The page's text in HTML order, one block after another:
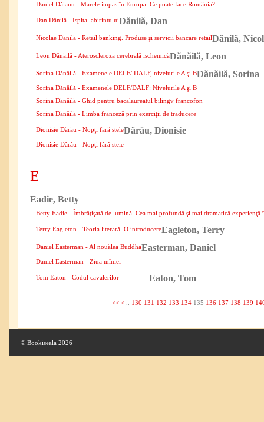
Daniel Dăianu - Marele impas în Europa. Ce poate face România?
Dănilă, Dan
Dan Dănilă - Ispita labirintului
Dănilă,
Nicolae Dănilă - Retail banking. Produse şi servicii bancare retail
Dănăilă, Leon
Leon Dănăilă - Ateroscleroza cerebrală ischemică
Dănăilă, Sorina
Sorina Dănăilă - Examenele DELF/ DALF, nivelurile A şi B
Sorina Dănăilă - Examenele DELF/DALF: Nivelurile A şi B
Sorina Dănăilă - Ghid pentru bacalaureatul bilingv francofon
Sorina Dănăilă - Limba franceză prin exerciţii de traducere
Dărău, Dionisie
Dionisie Dărău - Nopţi fără stele
Dionisie Dărău - Nopţi fără stele
E
Eadie, Betty
Betty Eadie - Îmbrăţişată de lumină. Cea mai profundă şi mai dramatică
Eagleton, Terry
Terry Eagleton - Teoria literară. O introducere
Easterman, Daniel
Daniel Easterman - Al nouălea Buddha
Daniel Easterman - Ziua mîniei
Eaton, Tom
Tom Eaton - Codul cavalerilor
<< <.. 130 131 132 133 134 135 136 137 138 139
© Bookiseala 2026